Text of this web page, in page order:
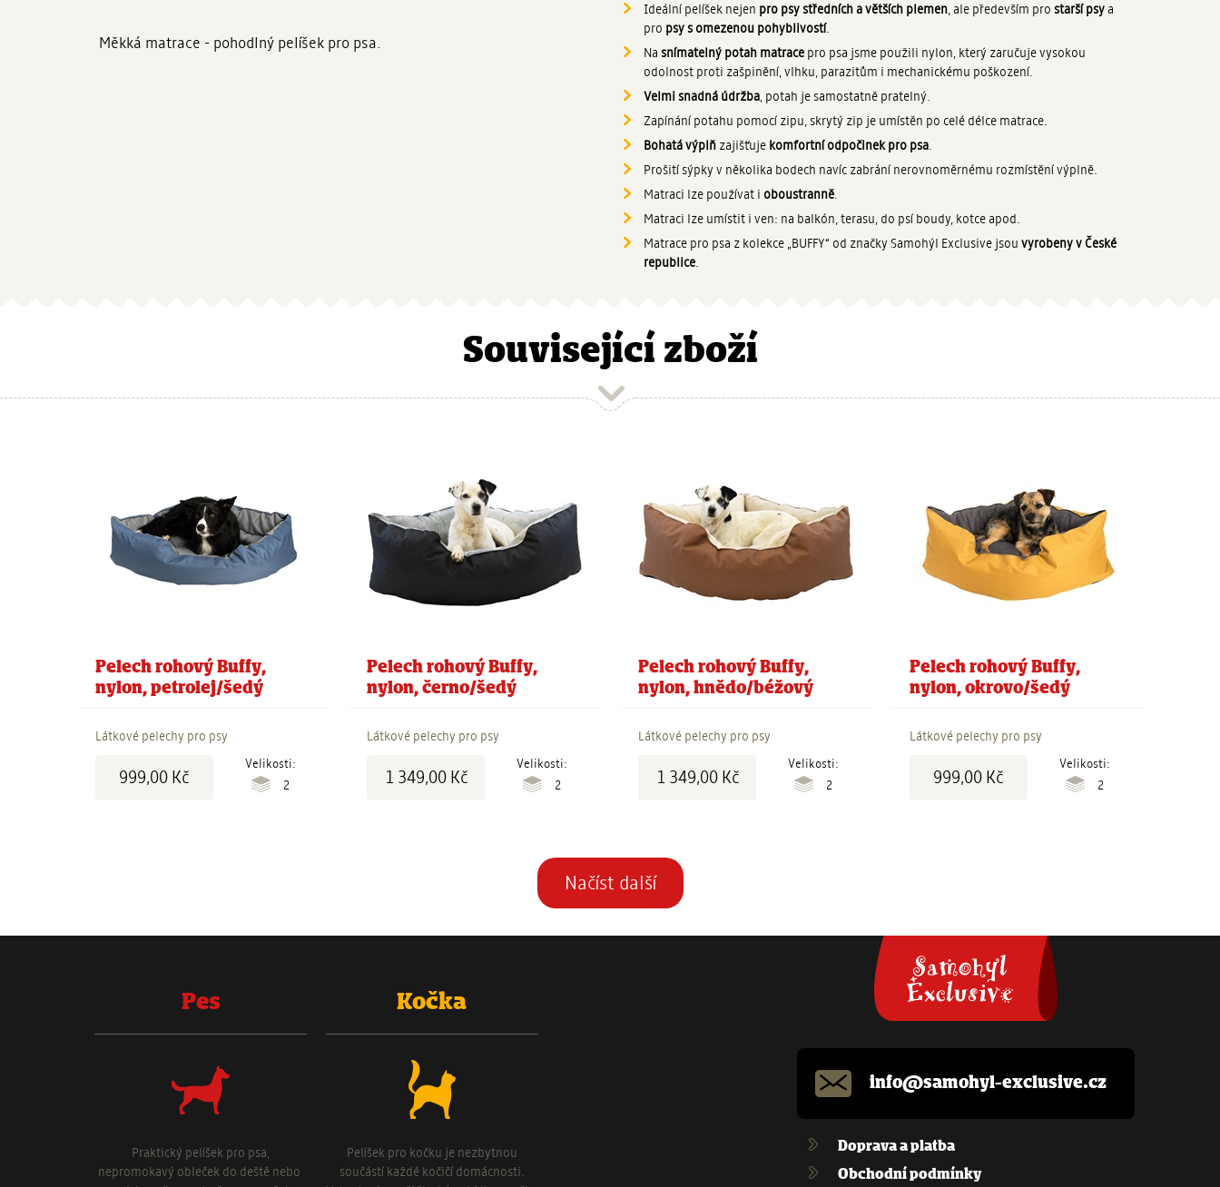
Měkká matrace - pohodlný pelíšek pro psa.
Ideální pelíšek nejen pro psy středních a větších plemen, ale především pro starší psya
pro psy s omezenou pohyblivostí.
Na snímatelný potah matrace pro psa jsme použili nylon, který zaručuje vysokou
odolnost proti zašpinění, vlhku, parazitům i mechanickému poškození.
Velmi snadná údržba, potah je samostatně pratelný.
Zapínání potahu pomocí zipu, skrytý zip je umístěn po celé délce matrace.
Bohatá výplň zajišťuje komfortní odpočinek pro psa.
Prošití sýpky v několika bodech navíc zabrání nerovnoměrnému rozmístění výplně.
Matraci lze používat i oboustranně.
Matraci lze umístit i ven: na balkón, terasu, do psí boudy, kotce apod.
Matrace pro psa z kolekce „BUFFY“ od značky Samohýl Exclusive jsou vyrobeny v České
republice.
Související zboží
Pelech rohový Buffy,
nylon, petrolej/šedý
Látkové pelechy pro psy
999,00 Kč
Velikosti:
2
Pelech rohový Buffy,
nylon, černo/šedý
Látkové pelechy pro psy
1 349,00 Kč
Velikosti:
2
Pelech rohový Buffy,
nylon, hnědo/béžový
Látkové pelechy pro psy
1 349,00 Kč
Velikosti:
2
Pelech rohový Buffy,
nylon, okrovo/šedý
Látkové pelechy pro psy
999,00 Kč
Velikosti:
2
Stránkování
Načíst další
Pes
Praktický pelíšek pro psa,
nepromokavý obleček do deště nebo
Kočka
Pelíšek pro kočku je nezbytnou
součástí každé kočičí domácnosti.
info@samohyl-exclusive.cz
Doprava a platba
Obchodní podmínky